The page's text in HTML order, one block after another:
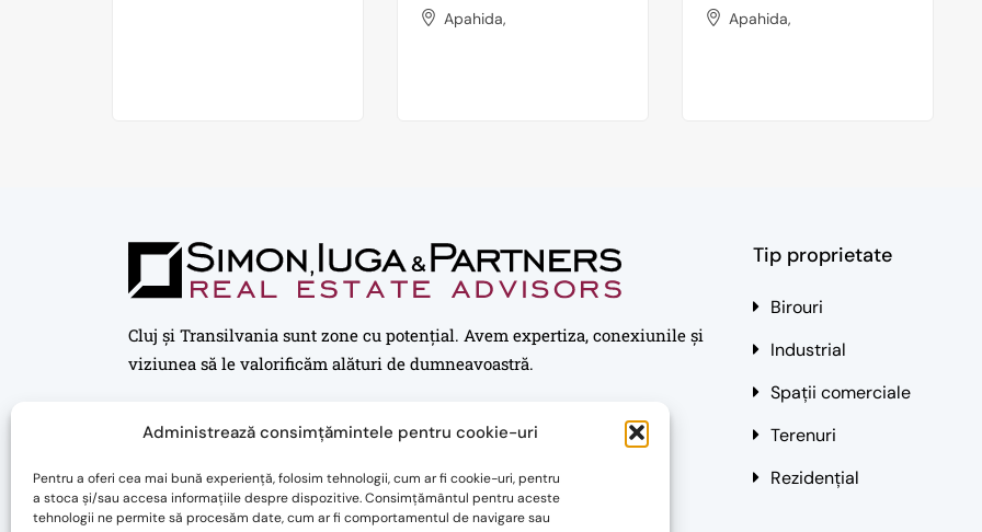
Administrează consimțămintele pentru cookie-uri
Pentru a oferi cea mai bună experiență, folosim tehnologii, cum ar fi cookie-uri, pentru
a stoca și/sau accesa informațiile despre dispozitive. Consimțământul pentru aceste
tehnologii ne permite să procesăm date, cum ar fi comportamentul de navigare sau
Apahida, Apahida,
Cluj și Transilvania sunt zone cu potențial. Avem expertiza, conexiunile și
viziunea să le valorificăm alături de dumneavoastră.
Tip proprietate
Birouri
Industrial
Spații comerciale
Terenuri
Rezidențial